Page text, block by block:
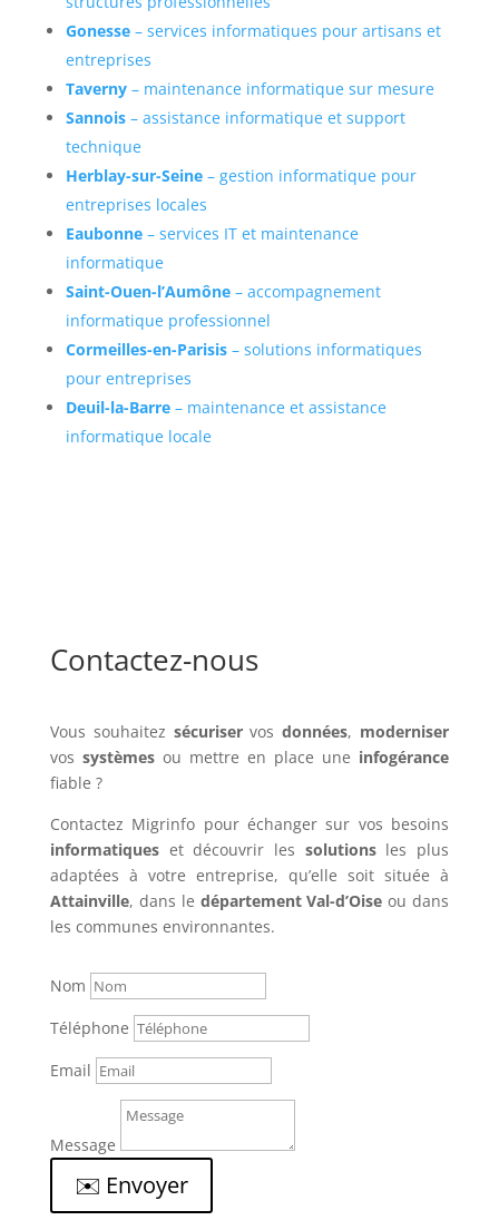
Gonesse– services informatiques pour artisans et
entreprises
Taverny– maintenance informatique sur mesure
Sannois– assistance informatique et support
technique
Herblay-sur-Seine– gestion informatique pour
entreprises locales
Eaubonne– services IT et maintenance
informatique
Saint-Ouen-l’Aumône– accompagnement
informatique professionnel
Cormeilles-en-Parisis– solutions informatiques
pour entreprises
Deuil-la-Barre– maintenance et assistance
informatique locale
Contactez-nous
Vous souhaitez sécuriservosdonnées, moderniser
vos systèmesou mettre en place une infogérance
fiable ?
Contactez Migrinfo pour échanger sur vos besoins
informatiqueset découvrir les solutionsles plus
adaptées à votre entreprise, qu’elle soit située à
Attainville, dans le département Val-d’Oise ou dans
les communes environnantes.
Nom
Téléphone
Email
Message
✉️ Envoyer